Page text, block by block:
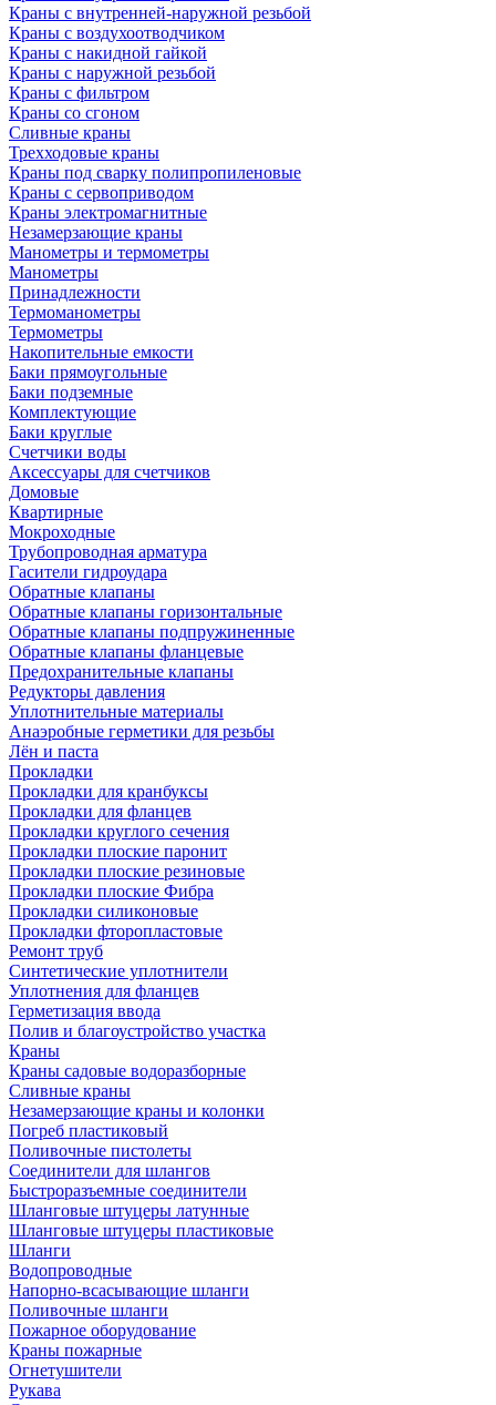
Краны с внутренней-наружной резьбой
Краны с воздухоотводчиком
Краны с накидной гайкой
Краны с наружной резьбой
Краны с фильтром
Краны со сгоном
Сливные краны
Трехходовые краны
Краны под сварку полипропиленовые
Краны с сервоприводом
Краны электромагнитные
Незамерзающие краны
Манометры и термометры
Манометры
Принадлежности
Термоманометры
Термометры
Накопительные емкости
Баки прямоугольные
Баки подземные
Комплектующие
Баки круглые
Счетчики воды
Аксессуары для счетчиков
Домовые
Квартирные
Мокроходные
Трубопроводная арматура
Гасители гидроудара
Обратные клапаны
Обратные клапаны горизонтальные
Обратные клапаны подпружиненные
Обратные клапаны фланцевые
Предохранительные клапаны
Редукторы давления
Уплотнительные материалы
Анаэробные герметики для резьбы
Лён и паста
Прокладки
Прокладки для кранбуксы
Прокладки для фланцев
Прокладки круглого сечения
Прокладки плоские паронит
Прокладки плоские резиновые
Прокладки плоские Фибра
Прокладки силиконовые
Прокладки фторопластовые
Ремонт труб
Синтетические уплотнители
Уплотнения для фланцев
Герметизация ввода
Полив и благоустройство участка
Краны
Краны садовые водоразборные
Сливные краны
Незамерзающие краны и колонки
Погреб пластиковый
Поливочные пистолеты
Соединители для шлангов
Быстроразъемные соединители
Шланговые штуцеры латунные
Шланговые штуцеры пластиковые
Шланги
Водопроводные
Напорно-всасывающие шланги
Поливочные шланги
Пожарное оборудование
Краны пожарные
Огнетушители
Рукава